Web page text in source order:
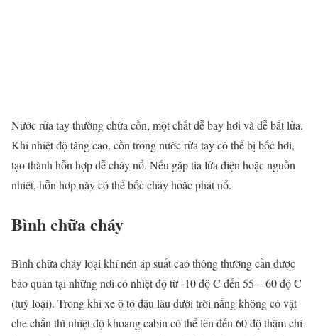
Nước rửa tay thường chứa cồn, một chất dễ bay hơi và dễ bắt lửa.
Khi nhiệt độ tăng cao, cồn trong nước rửa tay có thể bị bốc hơi,
tạo thành hỗn hợp dễ cháy nổ. Nếu gặp tia lửa điện hoặc nguồn
nhiệt, hỗn hợp này có thể bốc cháy hoặc phát nổ.
Bình chữa cháy
Bình chữa cháy loại khí nén áp suất cao thông thường cần được
bảo quản tại những nơi có nhiệt độ từ -10 độ C đến 55 – 60 độ C
(tuỳ loại). Trong khi xe ô tô đậu lâu dưới trời nắng không có vật
che chắn thì nhiệt độ khoang cabin có thể lên đến 60 độ thậm chí